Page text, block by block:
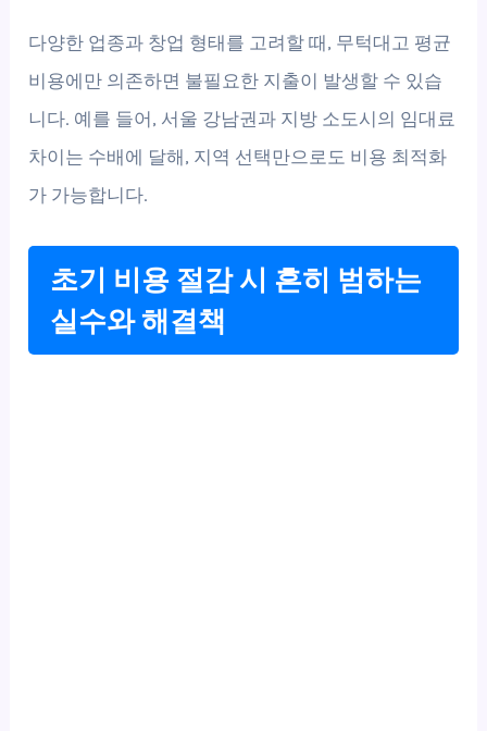
다양한 업종과 창업 형태를 고려할 때, 무턱대고 평균
비용에만 의존하면 불필요한 지출이 발생할 수 있습
니다. 예를 들어, 서울 강남권과 지방 소도시의 임대료
차이는 수배에 달해, 지역 선택만으로도 비용 최적화
가 가능합니다.
초기 비용 절감 시 흔히 범하는
실수와 해결책